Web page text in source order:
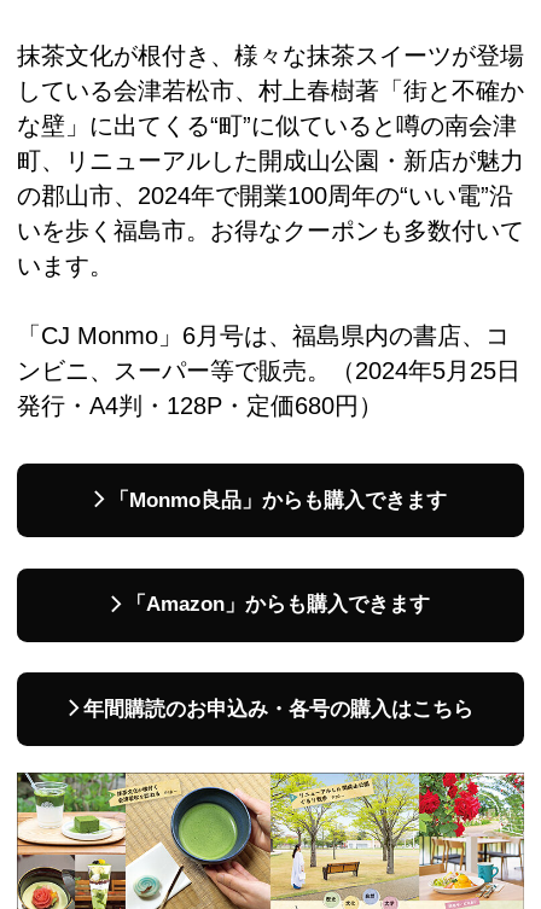
抹茶文化が根付き、様々な抹茶スイーツが登場
している会津若松市、村上春樹著「街と不確か
な壁」に出てくる“町”に似ていると噂の南会津
町、リニューアルした開成山公園・新店が魅力
の郡山市、2024年で開業100周年の“いい電”沿
いを歩く福島市。お得なクーポンも多数付いて
います。
「CJ Monmo」6月号は、福島県内の書店、コ
ンビニ、スーパー等で販売。（2024年5月25日
発行・A4判・128P・定価680円）
「Monmo良品」からも購入できます
「Amazon」からも購入できます
年間購読のお申込み・各号の購入はこちら